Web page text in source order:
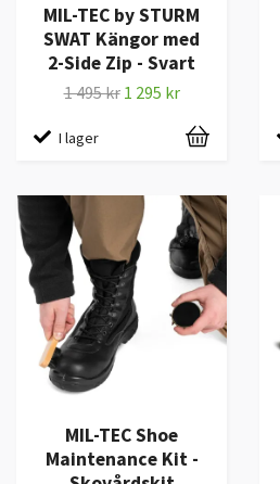
MIL-TEC by STURM
SWAT Kängor med
2-Side Zip - Svart
1 495 kr 1 295 kr
I lager
MIL-TEC Shoe
Maintenance Kit -